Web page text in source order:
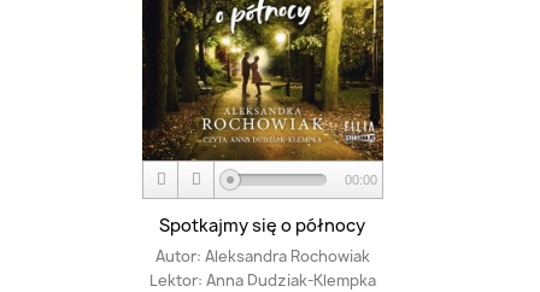
00:00
Spotkajmy się o północy
Autor: Aleksandra Rochowiak
Lektor: Anna Dudziak-Klempka